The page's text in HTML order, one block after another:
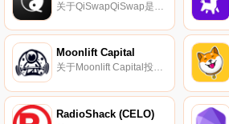
Moonlift Capital
关于Moonlift Capital投资DeFi代币可能很复杂,许多DeFi平台集成的界面并不友好。MoonLift Capital通过一个DEX来改变这一点,以确保每个人都可以毫无问题地访问和交互DeFi产品.
RadioShack (CELO)